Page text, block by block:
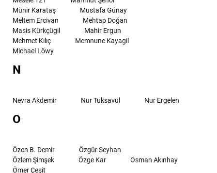
Münir Karataş
Mustafa Günay
Meltem Ercivan
Mehtap Doğan
Masis Kürkçügil
Mahir Ergun
Mehmet Kılıç
Memnune Kayagil
Michael Löwy
N
Nevra Akdemir Nur Tuksavul Nur Ergelen
O
Özen B. Demir
Özgür Seyhan
Özlem Şimşek
Özge Kar
Osman Akınhay
Ömer Çeşit